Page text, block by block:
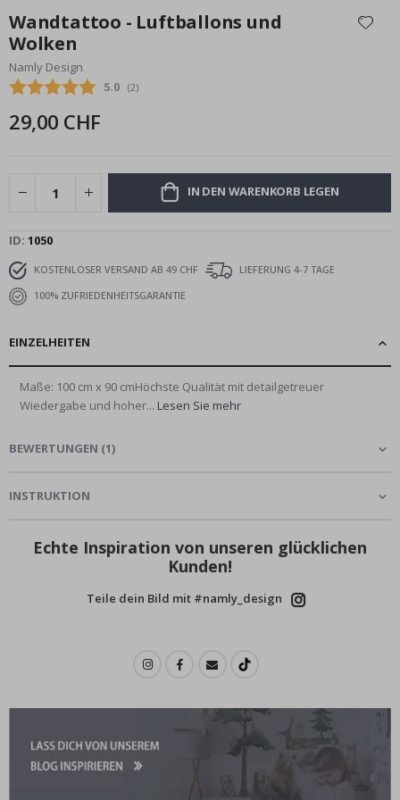
der
Bildgalerie
springen
Wandtattoo - Luftballons und
Wolken
Namly Design
Durchschnittliche Bewertung:
5.0 (abgegebene bewertungen:
2)
29,00 CHF
IN DEN WARENKORB LEGEN
ID 1050
KOSTENLOSER VERSAND AB 49 CHF
LIEFERUNG 4-7 TAGE
100% ZUFRIEDENHEITSGARANTIE
EINZELHEITEN
Maße: 100 cm x 90 cmHöchste Qualität mit detailgetreuer
Wiedergabe und hoher... Lesen Sie mehr
BEWERTUNGEN (1)
INSTRUKTION
Echte Inspiration von unseren glücklichen
Kunden!
Teile dein Bild mit #namly_design